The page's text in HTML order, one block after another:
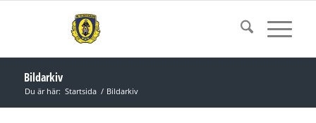
Bildarkiv
Du är här: Startsida / Bildarkiv